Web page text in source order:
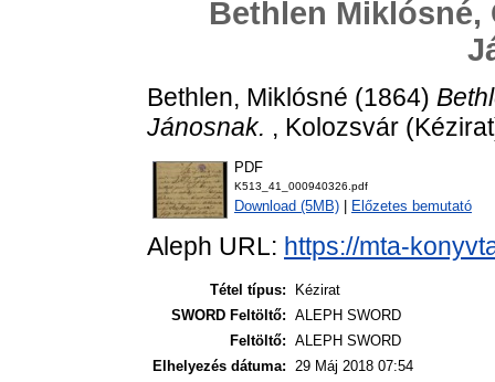
Bethlen Miklósné,
Bethlen, Miklósné (1864)
Jánosnak. , Kolozsvár
PDF
K513_41_000940326.pdf
Download (5MB) Előzetes bemutató
Aleph URL: https://mta-
Tétel típus:
Kézirat
SWORD Feltöltő: ALEPH SWORD
Feltöltő: ALEPH SWORD
Elhelyezés dátuma: 29 Máj 2018 07:54